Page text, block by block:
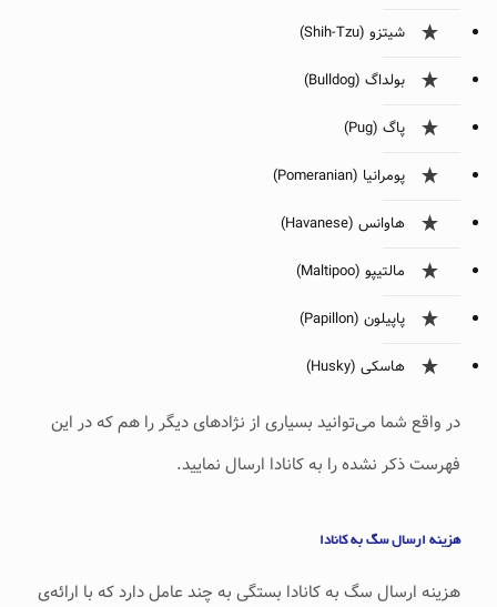
شیتزو (Shih-Tzu)
بولداگ (Bulldog)
پاگ (Pug)
پومرانیا (Pomeranian)
هاوانس (Havanese)
مالتیپو (Maltipoo)
پاپیلون (Papillon)
هاسکی (Husky)
در واقع شما می‌توانید بسیاری از نژادهای دیگر را هم که در این
فهرست ذکر نشده را به کانادا ارسال نمایید.
هزینه ارسال سگ به کانادا
هزینه ارسال سگ به کانادا بستگی به چند عامل دارد که با ارائه‌ی